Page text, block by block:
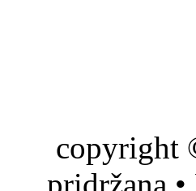
copyright